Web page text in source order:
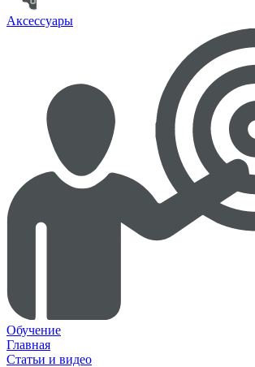
Аксессуары
Обучение
Главная
Статьи и видео